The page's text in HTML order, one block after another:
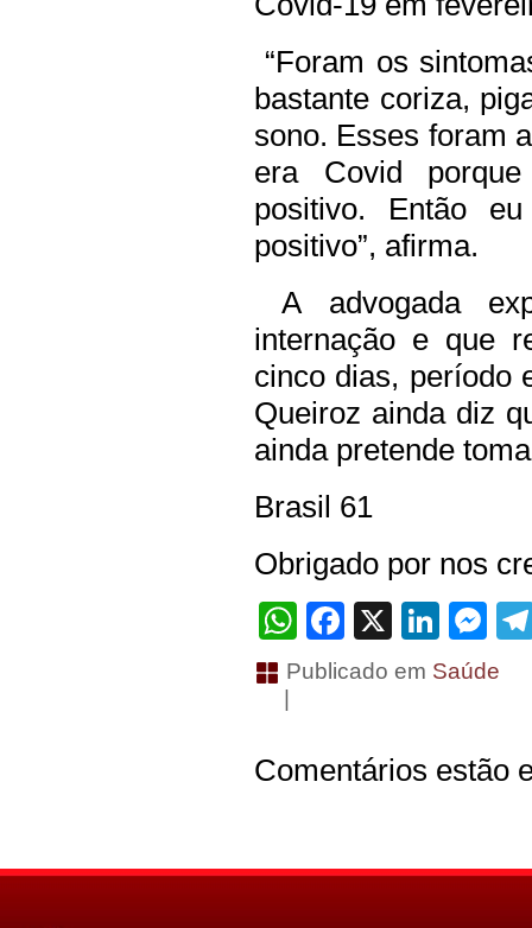
“Foram os
bastante coriza,
sono. Esses foram
era Covid
positivo. Então
positivo”, afirma.
A advogada
internação e que
cinco dias, período
Queiroz ainda diz
ainda pretende
Brasil 61
Obrigado por nos
WhatsApp
Facebook
X
Publicado em Saúde
Comentários estão